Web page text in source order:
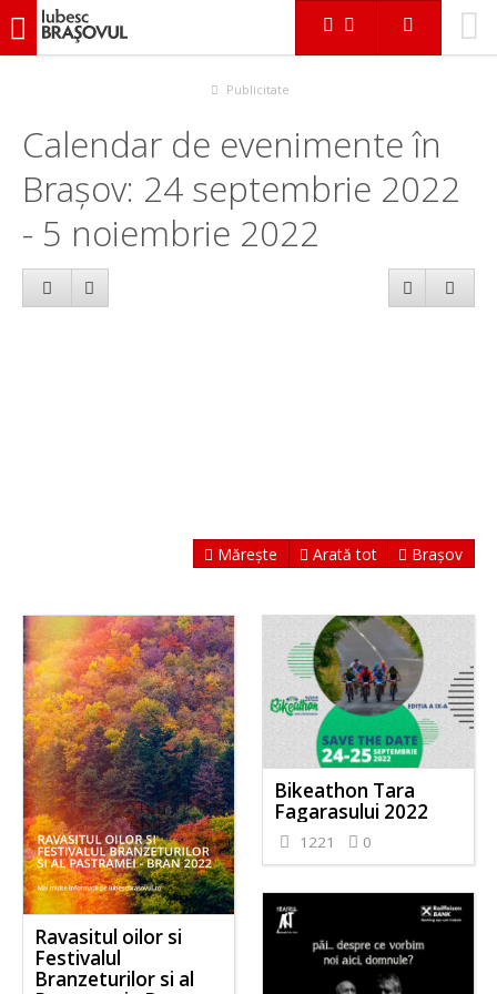
iubescbraşovul.ro
Publicitate
Calendar de evenimente în
Brașov: 24 septembrie 2022
- 5 noiembrie 2022
Mărește Arată tot Brașov
Ravasitul oilor si
Festivalul
Branzeturilor si al
Bikeathon Tara
Fagarasului 2022
1221 0